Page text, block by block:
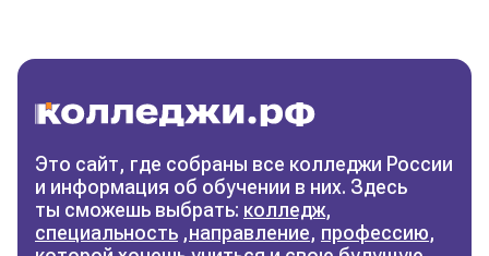
колледж
Фильтры
Сбросить фильтры
Это сайт, где собраны все колледжи России
и информация об обучении в них. Здесь
ты сможешь выбрать: колледж,
специальность ,направление, профессию,